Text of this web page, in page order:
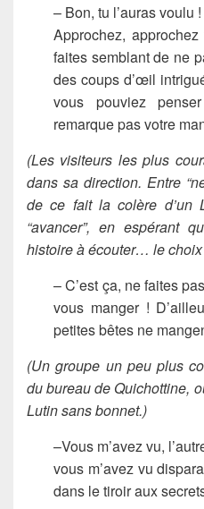
– Bon, tu l’auras voulu !
Approchez,
faites semblant de ne
des coups d’œil
vous pouviez
remarque pas votre
(Les visiteurs les plus
dans sa direction. Entre
de ce fait la colère d’un
“avancer”, en espérant
histoire à écouter… le choix
– C’est ça, ne faites
vous manger !
petites bêtes ne
(Un groupe un peu plus
du bureau de Quichottine,
Lutin sans bonnet.)
–Vous m’avez vu,
vous m’avez vu
dans le tiroir aux